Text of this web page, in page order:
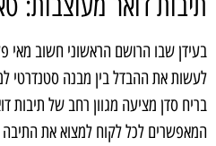
בעידן שבו הרושם הראשוני חשוב מאי
לעשות את ההבדל בין מבנה סטנדרטי
בריח סדן מציעה מגוון רחב של תיבות
המאפשרים לכל לקוח למצוא את